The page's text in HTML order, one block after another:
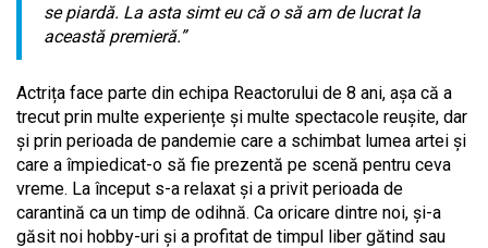
se piardă. La asta simt eu că o să am de lucrat la
această premieră.”
Actrița face parte din echipa Reactorului de 8 ani, așa că a
trecut prin multe experiențe și multe spectacole reușite, dar
și prin perioada de pandemie care a schimbat lumea artei și
care a împiedicat-o să fie prezentă pe scenă pentru ceva
vreme. La început s-a relaxat și a privit perioada de
carantină ca un timp de odihnă. Ca oricare dintre noi, și-a
găsit noi hobby-uri și a profitat de timpul liber gătind sau